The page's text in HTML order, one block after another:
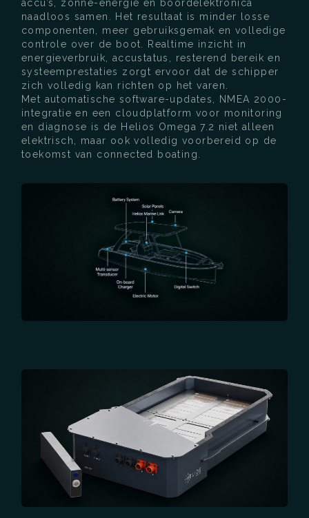
accu’s, zonne-energie en boordelektronica
naadloos samen. Het resultaat is minder losse
componenten, meer gebruiksgemak en volledige
controle over de boot. Realtime inzicht in
energieverbruik, accustatus, resterend bereik en
systeemprestaties zorgt ervoor dat de schipper
zich volledig kan richten op het varen.
Met automatische software-updates, NMEA 2000-
integratie en een cloudplatform voor monitoring
en diagnose is de Helios Omega 7.2 niet alleen
elektrisch, maar ook volledig voorbereid op de
toekomst van connected boating.